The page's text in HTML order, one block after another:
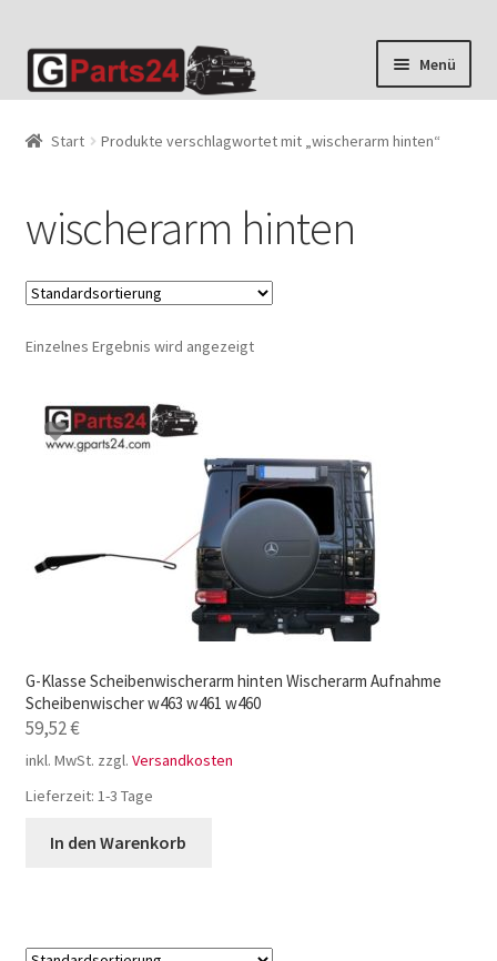
Zur
Navigation
Zum
Inhalt
Menü
Start Produkte verschlagwortet mit „wischerarm hinten“
wischerarm hinten
Einzelnes Ergebnis wird angezeigt
G-Klasse Scheibenwischerarm hinten Wischerarm Aufnahme
Scheibenwischer w463 w461 w460
59,52€
inkl. MwSt. zzgl. Versandkosten
Lieferzeit: 1-3 Tage
In den Warenkorb